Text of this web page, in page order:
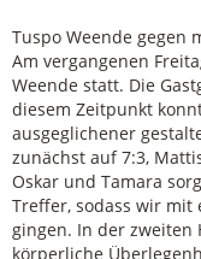
Tuspo Weende gegen
Am vergangenen
Weende statt. Die
diesem Zeitpunkt
ausgeglichener
zunächst auf 7:3,
Oskar und Tamara
Treffer, sodass wir mit
gingen. In der zweiten
körperliche